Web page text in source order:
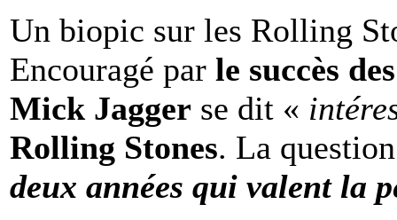
Un biopic sur les Rolling
Encouragé par le succès
Mick Jagger se dit «
Rolling Stones. La
deux années qui valent la